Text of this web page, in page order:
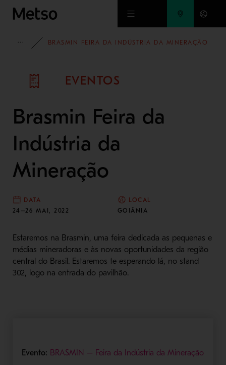
Ir para o conteúdo principal
EVENTOS
BRASMIN FEIRA DA INDÚSTRIA DA MINERAÇÃO
Brasmin Feira da
Indústria da
Mineração
EVENTOS
DATA
24–26 MAI, 2022
LOCAL
GOIÂNIA
Estaremos na Brasmin, uma feira dedicada as pequenas e
médias mineradoras e às novas oportunidades da região
central do Brasil. Estaremos te esperando lá, no stand
302, logo na entrada do pavilhão.
Evento: BRASMIN – Feira da Indústria da Mineração